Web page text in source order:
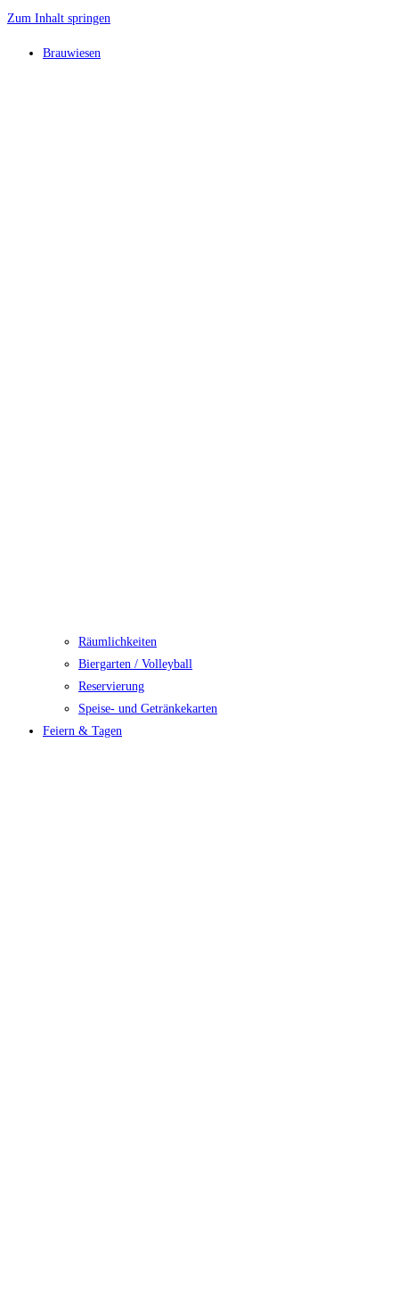
Zum Inhalt springen
Brauwiesen
Räumlichkeiten
Biergarten / Volleyball
Reservierung
Speise- und Getränkekarten
Feiern & Tagen